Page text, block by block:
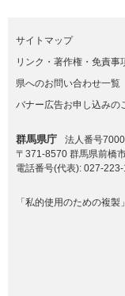
サイトマップ
リンク・著作権・免責事
県へのお問い合わせ一覧
バナー広告お申し込みの
群馬県庁
法人番号
〒371-8570 群馬県前橋
電話番号(代表): 027-223-
「私的使用のための複